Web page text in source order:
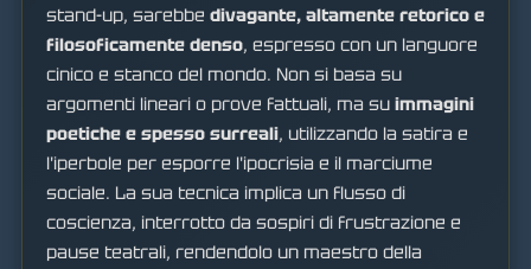
stand-up, sarebbe divagante, altamente retorico e
filosoficamente denso, espresso con un languore
cinico e stanco del mondo. Non si basa su
argomenti lineari o prove fattuali, ma su immagini
poetiche e spesso surreali, utilizzando la satira e
l'iperbole per esporre l'ipocrisia e il marciume
sociale. La sua tecnica implica un flusso di
coscienza, interrotto da sospiri di frustrazione e
pause teatrali, rendendolo un maestro della